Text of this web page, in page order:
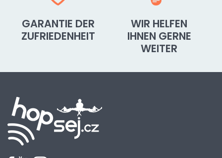
GARANTIE DER
ZUFRIEDENHEIT
WIR HELFEN
IHNEN GERNE
WEITER